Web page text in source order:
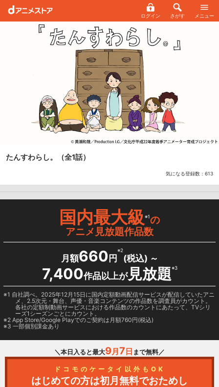
ログイン さがす メニュー
たんすわらし。 （全1話）
気になる登録数： 613
国内最大級※1の
アニメ見放題作品数
月額660 円
※2
(税込) ～
7,400作品以上が見放題※3
1 自社調べ。2025年12月15日に国内定額動画配信サービスが配信していたアニ
メ、2.5次元・舞台、声優・音楽コンテンツの作品数を調査員がカウント。
各社の定額制動画サービスにおける作品数のカウントにあたって、TVシリ
ーズ1シーズンごとにカウント。
2 App Store/Google Playでのご契約は月額760円(税込)
3 一部個別課金あり
＼本日入ると最大9月 7 日 まで無料／
ドコモのケータイ以外もOK
はじめての方は初月無料でおためし